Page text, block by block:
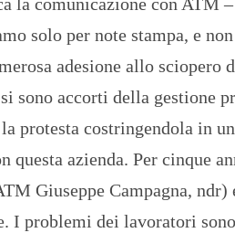
solo per note stampa, e
adesione allo sciopero
sono accorti della gestione
protesta costringendola in
questa azienda. Per cinque
Giuseppe Campagna,
I problemi dei lavoratori